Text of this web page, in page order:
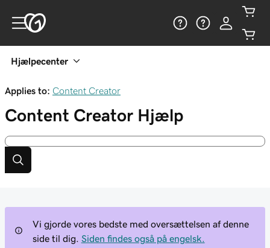
Hjælpecenter
Applies to: Content Creator
Content Creator Hjælp
Vi gjorde vores bedste med oversættelsen af denne
side til dig.
Siden findes også på engelsk.